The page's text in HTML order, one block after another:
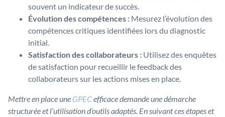
souvent un indicateur de succès.
Évolution des compétences : Mesurez l’évolution des
compétences critiques identifiées lors du diagnostic
initial.
Satisfaction des collaborateurs : Utilisez des enquêtes
de satisfaction pour recueillir le feedback des
collaborateurs sur les actions mises en place.
Mettre en place une GPECefficace demande une démarche
structurée et l’utilisation d’outils adaptés. En suivant ces étapes et